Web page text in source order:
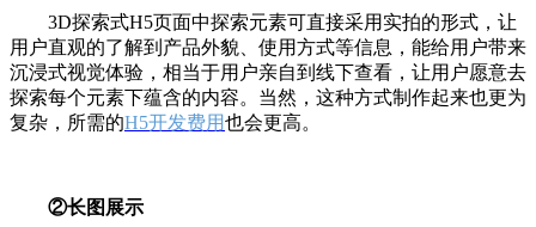
3D探索式H5页面中探索元素可直接采用实拍的形式，让
用户直观的了解到产品外貌、使用方式等信息，能给用户带来
沉浸式视觉体验，相当于用户亲自到线下查看，让用户愿意去
探索每个元素下蕴含的内容。当然，这种方式制作起来也更为
复杂，所需的H5开发费用也会更高。
②长图展示